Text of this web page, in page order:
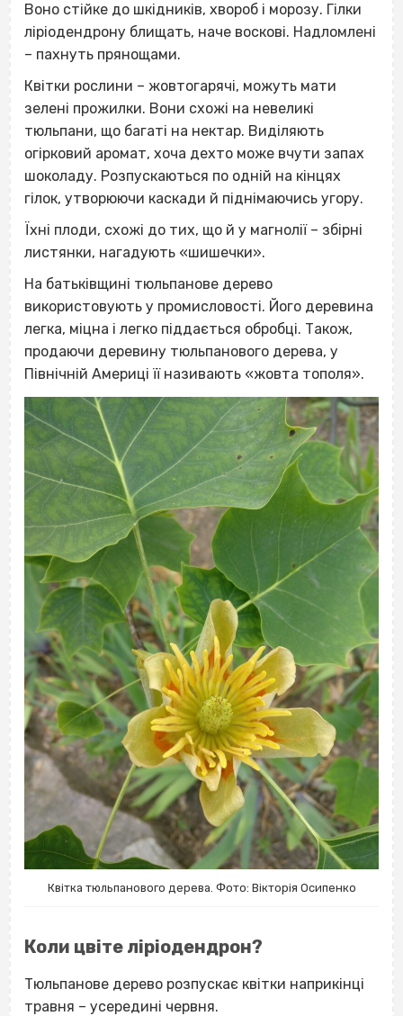
Воно стійке до шкідників, хвороб і морозу. Гілки
ліріодендрону блищать, наче воскові. Надломлені
– пахнуть прянощами.
Квітки рослини – жовтогарячі, можуть мати
зелені прожилки. Вони схожі на невеликі
тюльпани, що багаті на нектар. Виділяють
огірковий аромат, хоча дехто може вчути запах
шоколаду. Розпускаються по одній на кінцях
гілок, утворюючи каскади й піднімаючись угору.
Їхні плоди, схожі до тих, що й у магнолії – збірні
листянки, нагадують «шишечки».
На батьківщині тюльпанове дерево
використовують у промисловості. Його деревина
легка, міцна і легко піддається обробці. Також,
продаючи деревину тюльпанового дерева, у
Північній Америці її називають «жовта тополя».
Квітка тюльпанового дерева. Фото: Вікторія Осипенко
Коли цвіте ліріодендрон?
Тюльпанове дерево розпускає квітки наприкінці
травня – усередині червня.